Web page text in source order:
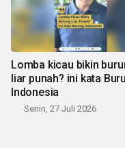
Lomba kicau bikin
liar punah? ini kata
Indonesia
Senin, 27 Juli 2026